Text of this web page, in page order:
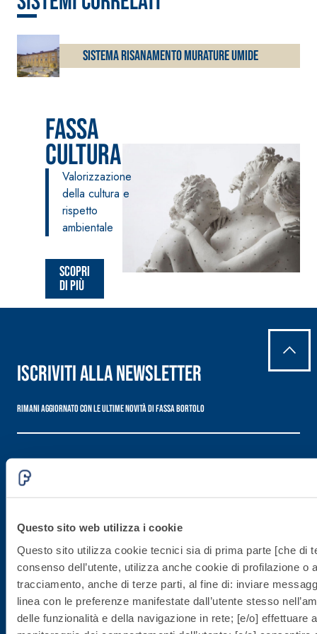
Questo sito web utilizza i cookie
Questo sito utilizza cookie tecnici sia di prima parte [che di
consenso dell’utente, utilizza anche cookie di profilazione o
tracciamento, anche di terze parti, al fine di: inviare
linea con le preferenze manifestate dall’utente stesso
delle funzionalità e della navigazione in rete; [e/o] effettuare
Sistema RISANAMENTO MURATURE UMIDE
Fassa
cultura
Valorizzazione
della cultura e
rispetto
ambientale
Scopri
di più
NHL 3,5 e speciali inerti
alleggeriti
Iscriviti alla newsletter
Rimani aggiornato con le ultime novità di Fassa Bortolo
Sede direzionale
Fassa S.r.l.
via Lazzaris, 3
31027 Spresiano (TV)